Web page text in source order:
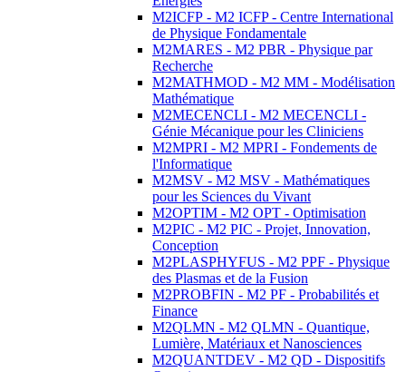
M2ICFP - M2 ICFP - Centre International
de Physique Fondamentale
M2MARES - M2 PBR - Physique par
Recherche
M2MATHMOD - M2 MM - Modélisation
Mathématique
M2MECENCLI - M2 MECENCLI -
Génie Mécanique pour les Cliniciens
M2MPRI - M2 MPRI - Fondements de
l'Informatique
M2MSV - M2 MSV - Mathématiques
pour les Sciences du Vivant
M2OPTIM - M2 OPT - Optimisation
M2PIC - M2 PIC - Projet, Innovation,
Conception
M2PLASPHYFUS - M2 PPF - Physique
des Plasmas et de la Fusion
M2PROBFIN - M2 PF - Probabilités et
Finance
M2QLMN - M2 QLMN - Quantique,
Lumière, Matériaux et Nanosciences
M2QUANTDEV - M2 QD - Dispositifs